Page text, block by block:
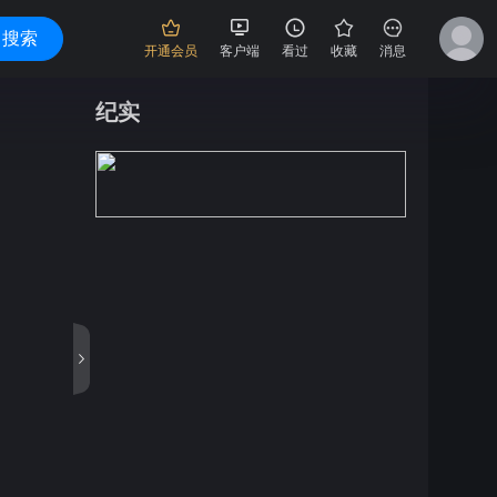
搜索
开通会员 客户端 看过 收藏 消息
纪实